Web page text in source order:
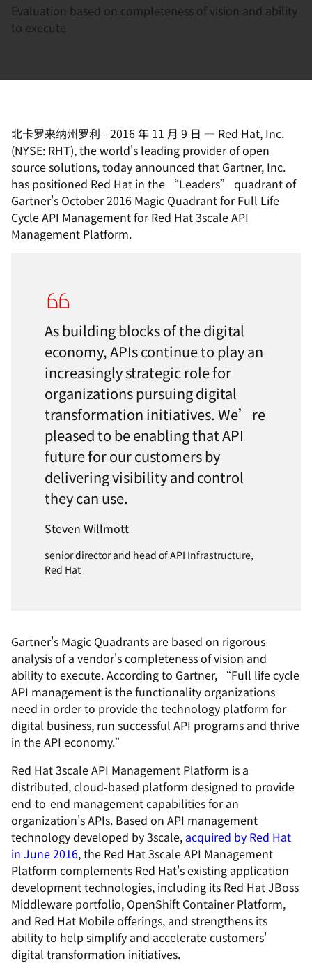
Evaluation based on completeness of vision and ability
to execute
北卡罗来纳州罗利 - 2016 年 11 月 9 日 — Red Hat, Inc.
(NYSE: RHT), the world's leading provider of open
source solutions, today announced that Gartner, Inc.
has positioned Red Hat in the “Leaders” quadrant of
Gartner's October 2016 Magic Quadrant for Full Life
Cycle API Management for Red Hat 3scale API
Management Platform.
As building blocks of the digital
economy, APIs continue to play an
increasingly strategic role for
organizations pursuing digital
transformation initiatives. We’re
pleased to be enabling that API
future for our customers by
delivering visibility and control
they can use.
Steven Willmott
senior director and head of API Infrastructure,
Red Hat
Gartner's Magic Quadrants are based on rigorous
analysis of a vendor's completeness of vision and
ability to execute. According to Gartner, “Full life cycle
API management is the functionality organizations
need in order to provide the technology platform for
digital business, run successful API programs and thrive
in the API economy.”
Red Hat 3scale API Management Platform is a
distributed, cloud-based platform designed to provide
end-to-end management capabilities for an
organization's APIs. Based on API management
technology developed by 3scale, acquired by Red Hat
in June 2016, the Red Hat 3scale API Management
Platform complements Red Hat's existing application
development technologies, including its Red Hat JBoss
Middleware portfolio, OpenShift Container Platform,
and Red Hat Mobile offerings, and strengthens its
ability to help simplify and accelerate customers'
digital transformation initiatives.